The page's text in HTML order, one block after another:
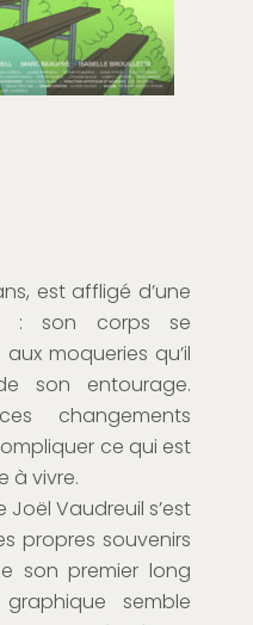
est affligé d’une
: son corps se
moqueries qu’il
son entourage.
changements
ce qui est
à vivre.
Joël Vaudreuil s’est
propres souvenirs
son premier long
semble